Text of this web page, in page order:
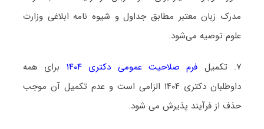
مدرک زبان معتبر مطابق جداول و شیوه نامه ابلاغی وزارت
علوم توصیه می‌شود.
۷. تکمیل فرم صلاحیت عمومی دکتری ۱۴۰۴
برای همه
داوطلبان دکتری ۱۴۰۴ الزامی است و عدم تکمیل آن موجب
حذف از فرآیند پذیرش می شود.